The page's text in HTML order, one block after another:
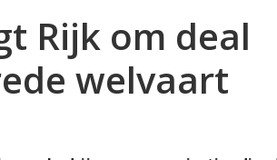
Rijk om deal
welvaart